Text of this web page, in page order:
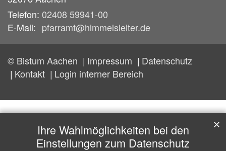
Telefon: 02408 59941-00
E-Mail: pfarramt@himmelsleiter.de
© Bistum Aachen Impressum
Datenschutz
Kontakt
Login interner Bereich
Ihre Wahlmöglichkeiten bei den
Einstellungen zum Datenschutz
✕